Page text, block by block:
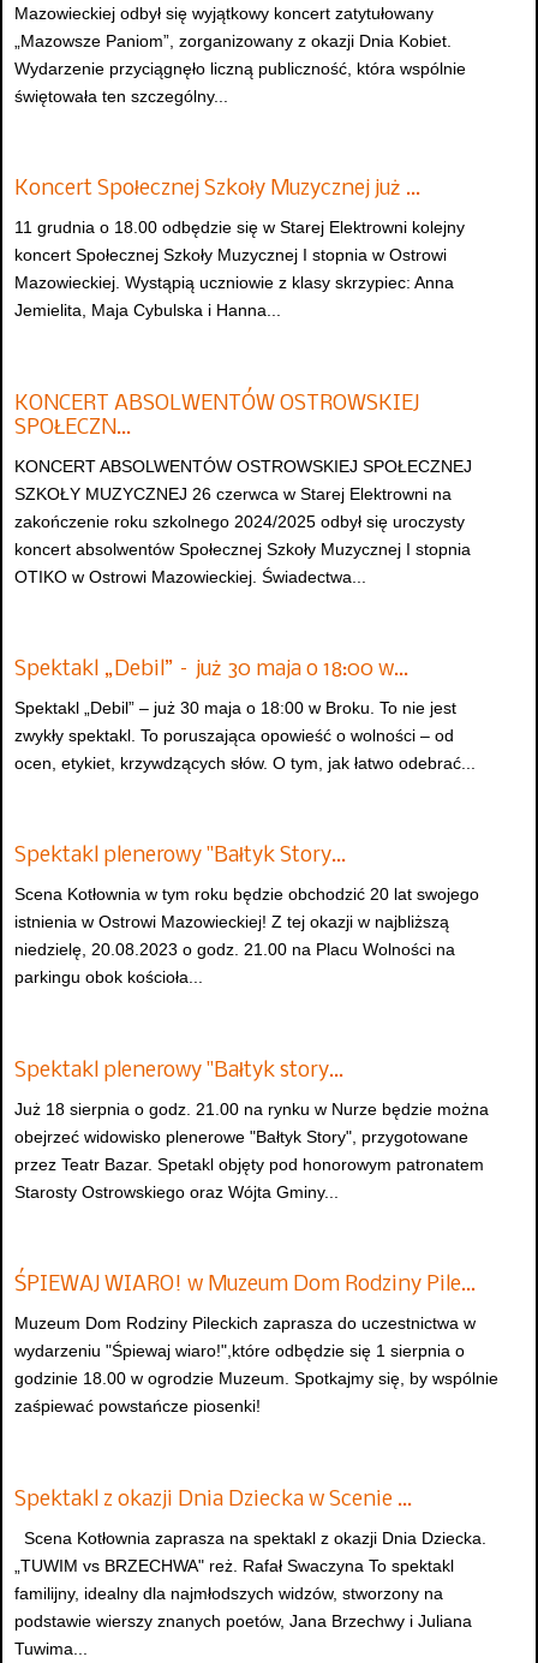
Mazowieckiej odbył się wyjątkowy koncert zatytułowany
„Mazowsze Paniom”, zorganizowany z okazji Dnia Kobiet.
Wydarzenie przyciągnęło liczną publiczność, która wspólnie
świętowała ten szczególny...
Koncert Społecznej Szkoły Muzycznej już …
11 grudnia o 18.00 odbędzie się w Starej Elektrowni kolejny
koncert Społecznej Szkoły Muzycznej I stopnia w Ostrowi
Mazowieckiej. Wystąpią uczniowie z klasy skrzypiec: Anna
Jemielita, Maja Cybulska i Hanna...
KONCERT ABSOLWENTÓW OSTROWSKIEJ
SPOŁECZN…
KONCERT ABSOLWENTÓW OSTROWSKIEJ SPOŁECZNEJ
SZKOŁY MUZYCZNEJ 26 czerwca w Starej Elektrowni na
zakończenie roku szkolnego 2024/2025 odbył się uroczysty
koncert absolwentów Społecznej Szkoły Muzycznej I stopnia
OTIKO w Ostrowi Mazowieckiej. Świadectwa...
Spektakl „Debil” – już 30 maja o 18:00 w…
Spektakl „Debil” – już 30 maja o 18:00 w Broku. To nie jest
zwykły spektakl. To poruszająca opowieść o wolności – od
ocen, etykiet, krzywdzących słów. O tym, jak łatwo odebrać...
Spektakl plenerowy "Bałtyk Story…
Scena Kotłownia w tym roku będzie obchodzić 20 lat swojego
istnienia w Ostrowi Mazowieckiej! Z tej okazji w najbliższą
niedzielę, 20.08.2023 o godz. 21.00 na Placu Wolności na
parkingu obok kościoła...
Spektakl plenerowy "Bałtyk story…
Już 18 sierpnia o godz. 21.00 na rynku w Nurze będzie można
obejrzeć widowisko plenerowe "Bałtyk Story", przygotowane
przez Teatr Bazar. Spetakl objęty pod honorowym patronatem
Starosty Ostrowskiego oraz Wójta Gminy...
ŚPIEWAJ WIARO! w Muzeum Dom Rodziny Pile…
Muzeum Dom Rodziny Pileckich zaprasza do uczestnictwa w
wydarzeniu "Śpiewaj wiaro!",które odbędzie się 1 sierpnia o
godzinie 18.00 w ogrodzie Muzeum. Spotkajmy się, by wspólnie
zaśpiewać powstańcze piosenki!
Spektakl z okazji Dnia Dziecka w Scenie …
Scena Kotłownia zaprasza na spektakl z okazji Dnia Dziecka.
„TUWIM vs BRZECHWA" reż. Rafał Swaczyna To spektakl
familijny, idealny dla najmłodszych widzów, stworzony na
podstawie wierszy znanych poetów, Jana Brzechwy i Juliana
Tuwima...